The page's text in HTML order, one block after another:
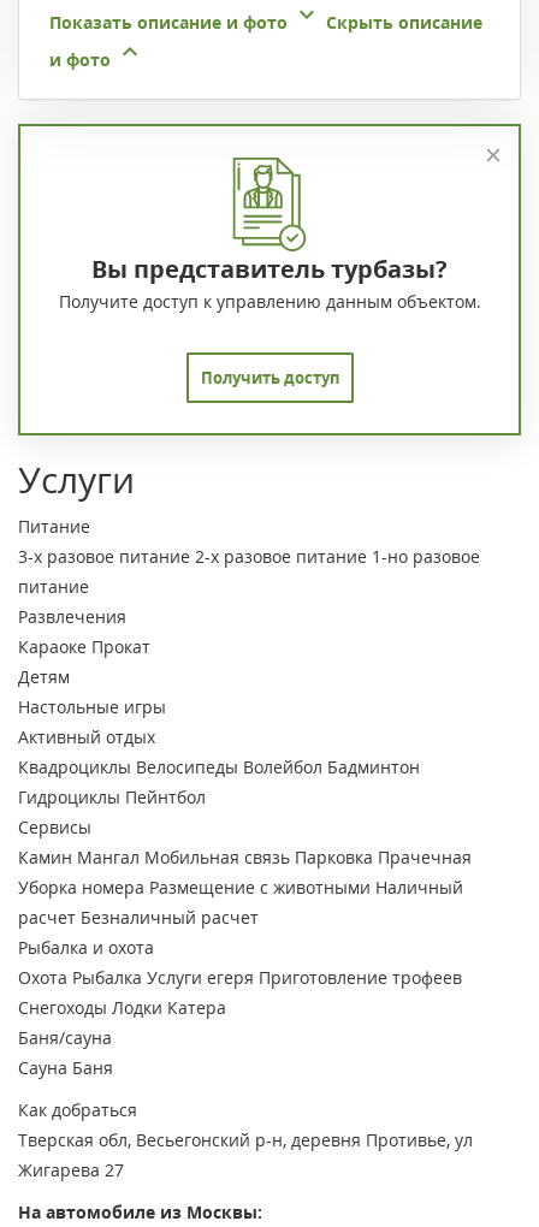
Показать описание и фото
Скрыть описание
и фото
Вы представитель турбазы?
Получите доступ к управлению данным объектом.
Получить доступ
Услуги
Питание
3-х разовое питание 2-х разовое питание 1-но разовое
питание
Развлечения
Караоке Прокат
Детям
Настольные игры
Активный отдых
Квадроциклы Велосипеды Волейбол Бадминтон
Гидроциклы Пейнтбол
Сервисы
Камин Мангал Мобильная связь Парковка Прачечная
Уборка номера Размещение с животными Наличный
расчет Безналичный расчет
Рыбалка и охота
Охота Рыбалка Услуги егеря Приготовление трофеев
Снегоходы Лодки Катера
Баня/сауна
Сауна Баня
Как добраться
Тверская обл, Весьегонский р-н, деревня Противье, ул
Жигарева 27
На автомобиле из Москвы: